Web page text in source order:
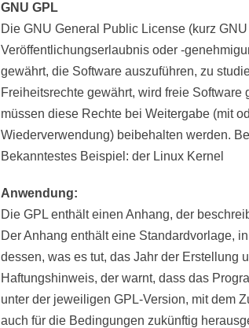
GNU GPL
Die GNU General Public License (kurz
Veröffentlichungserlaubnis oder -
gewährt, die Software auszuführen, zu
Freiheitsrechte gewährt, wird freie
müssen diese Rechte bei Weitergabe (mit
Wiederverwendung) beibehalten werden.
Bekanntestes Beispiel: der Linux Kernel
Anwendung:
Die GPL enthält einen Anhang, der
Der Anhang enthält eine Standardvorlage,
dessen, was es tut, das Jahr der Erstellung
Haftungshinweis, der warnt, dass das
unter der jeweiligen GPL-Version, mit dem
auch für die Bedingungen zukünftig